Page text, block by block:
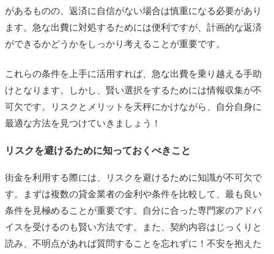
があるものの、返済に自信がない場合は慎重になる必要があり
ます。急な出費に対処するためには便利ですが、計画的な返済
ができるかどうかをしっかり考えることが重要です。
これらの条件を上手に活用すれば、急な出費を乗り越える手助
けとなります。しかし、賢い選択をするためには情報収集が不
可欠です。リスクとメリットを天秤にかけながら、自分自身に
最適な方法を見つけていきましょう！
リスクを避けるために知っておくべきこと
街金を利用する際には、リスクを避けるために知識が不可欠で
す。まずは複数の貸金業者の金利や条件を比較して、最も良い
条件を見極めることが重要です。自分に合った専門家のアドバ
イスを受けるのも賢い方法です。また、契約内容はじっくりと
読み、不明点があれば質問することを忘れずに！不安を抱えた